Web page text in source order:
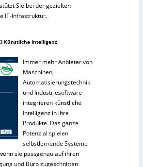
Sie bei der gezielten
IT-Infrastruktur.
Künstliche Intelligenz
Immer mehr Anbieter von
Maschinen,
Automatisierungstechnik
und Industriesoftware
integrieren künstliche
Intelligenz in ihre
Produkte. Das ganze
Potenzial spielen
selbstlernende Systeme
sie passgenau auf ihren
und Büro zugeschnitten